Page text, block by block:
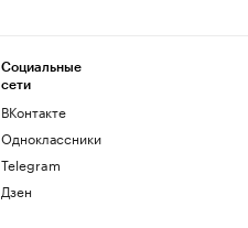
Социальные
сети
ВКонтакте
Одноклассники
Telegram
Дзен